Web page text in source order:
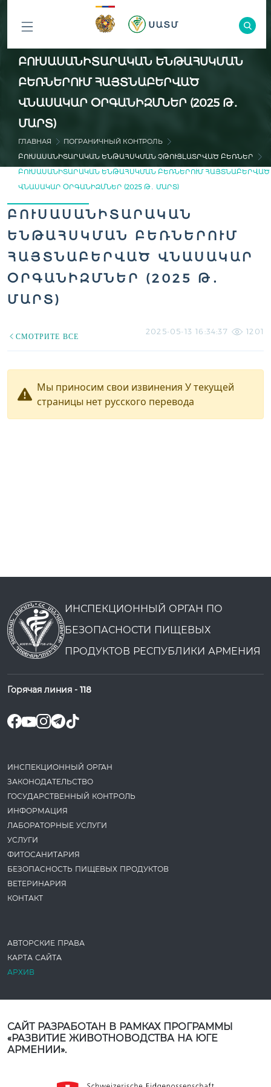
ԲՈԼՈՐ
ԲԱԺԻՆՆԵՐԸ
ԲՈՒՍԱՍԱՆԻՏԱՐԱԿԱՆ ԵՆԹԱՀՍԿՄԱՆ
ԲԵՌՆԵՐՈՒՄ ՀԱՅՏՆԱԲԵՐՎԱԾ
ՎՆԱՍԱԿԱՐ ՕՐԳԱՆԻԶՄՆԵՐ (2025 Թ․
ՄԱՐՏ)
ГЛАВНАЯ
ПОГРАНИЧНЫЙ КОНТРОЛЬ
ԲՈՒՍԱՍԱՆԻՏԱՐԱԿԱՆ ԵՆԹԱՀՍԿՄԱՆ ՉԹՈՒՅԼԱՏՐՎԱԾ ԲԵՌՆԵՐ
ԲՈՒՍԱՍԱՆԻՏԱՐԱԿԱՆ ԵՆԹԱՀՍԿՄԱՆ ԲԵՌՆԵՐՈՒՄ ՀԱՅՏՆԱԲԵՐՎԱԾ
ՎՆԱՍԱԿԱՐ ՕՐԳԱՆԻԶՄՆԵՐ (2025 Թ․ ՄԱՐՏ)
ԲՈՒՍԱՍԱՆԻՏԱՐԱԿԱՆ
ԵՆԹԱՀՍԿՄԱՆ ԲԵՌՆԵՐՈՒՄ
ՀԱՅՏՆԱԲԵՐՎԱԾ ՎՆԱՍԱԿԱՐ
ՕՐԳԱՆԻԶՄՆԵՐ (2025 Թ․
ՄԱՐՏ)
СМОТРИТЕ ВСЕ
2025-05-13 16:34:37 1201
Мы приносим свои извинения У текущей
страницы нет русского перевода
ИНСПЕКЦИОННЫЙ ОРГАН ПО
БЕЗОПАСНОСТИ ПИЩЕВЫХ
ПРОДУКТОВ РЕСПУБЛИКИ АРМЕНИЯ
Горячая линия - 118
ИНСПЕКЦИОННЫЙ ОРГАН
ЗАКОНОДАТЕ­ЛЬСТВО
ГОСУДАРСТВЕННЫЙ КОНТРОЛЬ
ИНФОРМАЦИЯ
ЛАБОРАТОРНЫЕ УСЛУГИ
УСЛУГИ
ФИТОСАНИТАРИЯ
БЕЗОПАСНОСТЬ ПИЩЕВЫХ ПРОДУКТОВ
ВЕТЕРИНАРИЯ
КОНТАКТ
АВТОРСКИЕ ПРАВА
КАРТА САЙТА
АРХИВ
САЙТ РАЗРАБОТАН В РАМКАХ ПРОГРАММЫ
«РАЗВИТИЕ ЖИВОТНОВОДСТВА НА ЮГЕ
АРМЕНИИ».